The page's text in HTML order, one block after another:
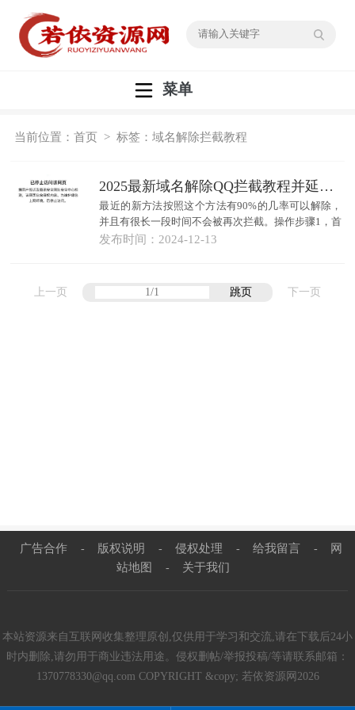
菜单
当前位置：首页 > 标签：域名解除拦截教程
2025最新域名解除QQ拦截教程并延长拦截间隔
最近的新方法按照这个方法有90%的几率可以解除，
并且有很长一段时间不会被再次拦截。操作步骤1，首
先需要把拦截的域名解析全部停用，添加根域名一级
发布时间： 2024-12-13
上一页 跳页 下一页
广告合作 - 版权说明 - 侵权处理 - 给我留言 -
网
站地图
- 关于我们
本站资源来自互联网收集整理原创,仅供用于学习和交流,请在下载后24小
时内删除,请勿用于商业违法用途。侵权删帖/举报投稿/等请联系邮箱：
1370778330@qq.com COPYRIGHT &copy; 若依资源网2026